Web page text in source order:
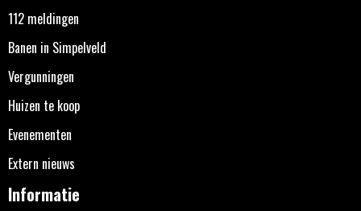
112 meldingen
Banen in Simpelveld
Vergunningen
Huizen te koop
Evenementen
Extern nieuws
Informatie